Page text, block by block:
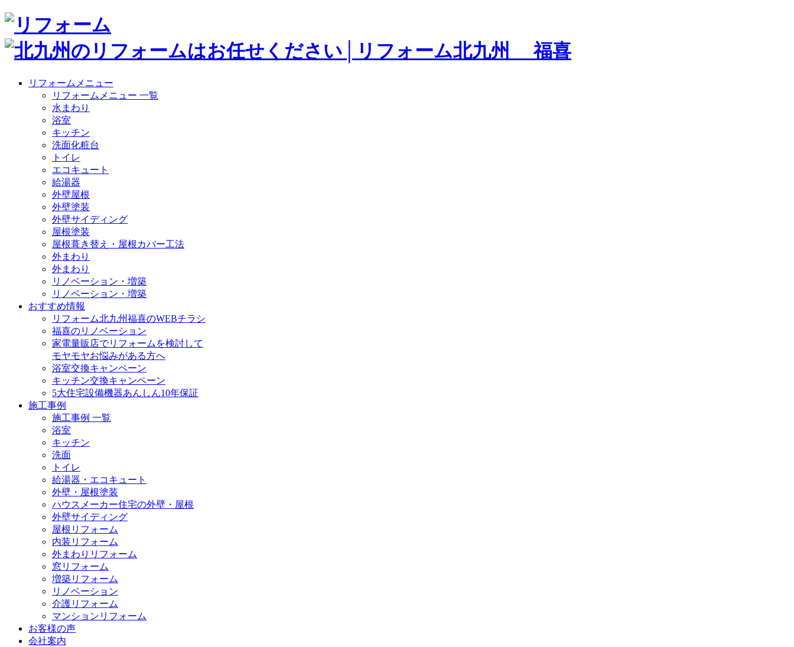
リフォームメニュー
リフォームメニュー 一覧
水まわり
浴室
キッチン
洗面化粧台
トイレ
エコキュート
給湯器
外壁屋根
外壁塗装
外壁サイディング
屋根塗装
屋根葺き替え・屋根カバー工法
外まわり
外まわり
リノベーション・増築
リノベーション・増築
おすすめ情報
リフォーム北九州福喜のWEBチラシ
福喜のリノベーション
家電量販店でリフォームを検討して
モヤモヤお悩みがある方へ
浴室交換キャンペーン
キッチン交換キャンペーン
5大住宅設備機器あんしん10年保証
施工事例
施工事例 一覧
浴室
キッチン
洗面
トイレ
給湯器・エコキュート
外壁・屋根塗装
ハウスメーカー住宅の外壁・屋根
外壁サイディング
屋根リフォーム
内装リフォーム
外まわりリフォーム
窓リフォーム
増築リフォーム
リノベーション
介護リフォーム
マンションリフォーム
お客様の声
会社案内